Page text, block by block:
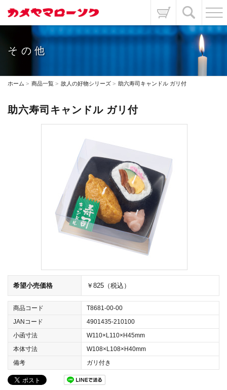
その他
ホーム 商品一覧 故人の好物シリーズ 助六寿司キャンドル ガリ付
助六寿司キャンドル ガリ付
希望小売価格 ￥825（税込）
商品コード
T8681-00-00
JANコード
4901435-210100
小函寸法
W110×L110×H45mm
本体寸法
W108×L108×H40mm
備考
ガリ付き